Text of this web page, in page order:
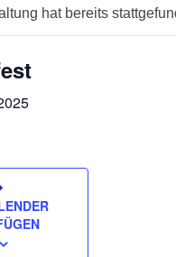
hat bereits